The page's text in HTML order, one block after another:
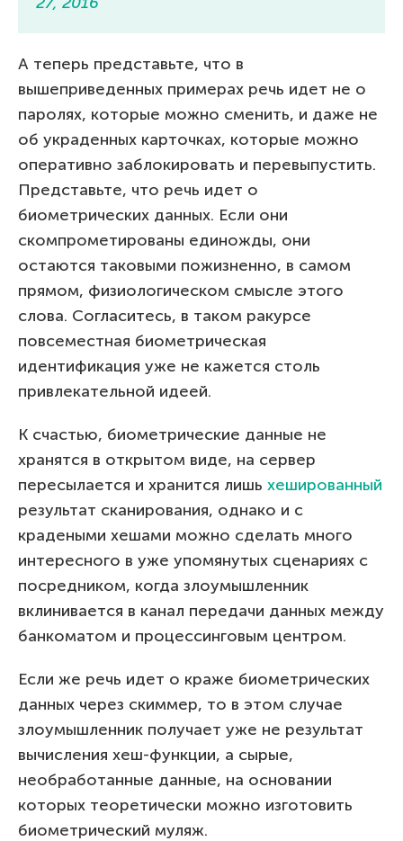
А теперь представьте, что в
вышеприведенных примерах речь идет не о
паролях, которые можно сменить, и даже не
об украденных карточках, которые можно
оперативно заблокировать и перевыпустить.
Представьте, что речь идет о
биометрических данных. Если они
скомпрометированы единожды, они
остаются таковыми пожизненно, в самом
прямом, физиологическом смысле этого
слова. Согласитесь, в таком ракурсе
повсеместная биометрическая
идентификация уже не кажется столь
привлекательной идеей.
К счастью, биометрические данные не
хранятся в открытом виде, на сервер
пересылается и хранится лишь хешированный
результат сканирования, однако и с
крадеными хешами можно сделать много
интересного в уже упомянутых сценариях с
посредником, когда злоумышленник
вклинивается в канал передачи данных между
банкоматом и процессинговым центром.
Если же речь идет о краже биометрических
данных через скиммер, то в этом случае
злоумышленник получает уже не результат
вычисления хеш-функции, а сырые,
необработанные данные, на основании
которых теоретически можно изготовить
биометрический муляж.